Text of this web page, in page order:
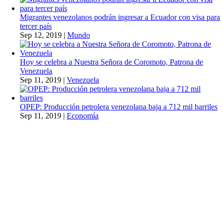
Migrantes venezolanos podrán ingresar a Ecuador con visa para
tercer país
Sep 12, 2019 | Mundo
Hoy se celebra a Nuestra Señora de Coromoto, Patrona de
Venezuela
Sep 11, 2019 | Venezuela
OPEP: Producción petrolera venezolana baja a 712 mil barriles
Sep 11, 2019 | Economía